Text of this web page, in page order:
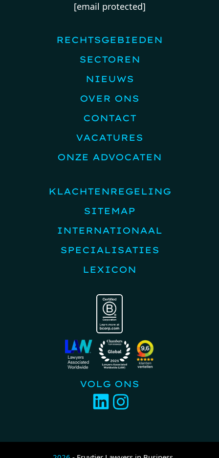
[email protected]
RECHTSGEBIEDEN
SECTOREN
NIEUWS
OVER ONS
CONTACT
VACATURES
ONZE ADVOCATEN
KLACHTENREGELING
SITEMAP
INTERNATIONAAL
SPECIALISATIES
LEXICON
VOLG ONS